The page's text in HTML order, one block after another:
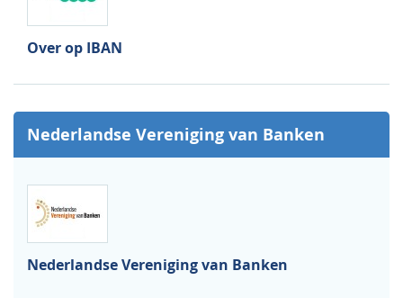
Over op IBAN
Nederlandse Vereniging van Banken
Nederlandse Vereniging van Banken